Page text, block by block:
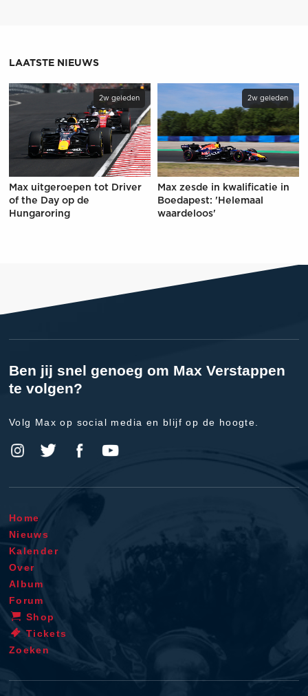
LAATSTE NIEUWS
2w geleden
Max uitgeroepen tot Driver
of the Day op de
Hungaroring
2w geleden
Max zesde in kwalificatie in
Boedapest: 'Helemaal
waardeloos'
Ben jij snel genoeg om Max Verstappen
te volgen?
Volg Max op social media en blijf op de hoogte.
Home
Nieuws
Kalender
Over
Album
Forum
Shop
Tickets
Zoeken